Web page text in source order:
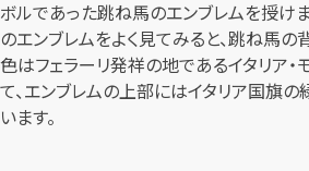
ボルであった跳ね馬のエンブレムを授け
のエンブレムをよく見てみると、跳ね馬の
色はフェラーリ発祥の地であるイタリア・
て、エンブレムの上部にはイタリア国旗の
います。